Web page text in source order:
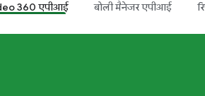
360 एपीआई बोली मैनेजर एपीआई